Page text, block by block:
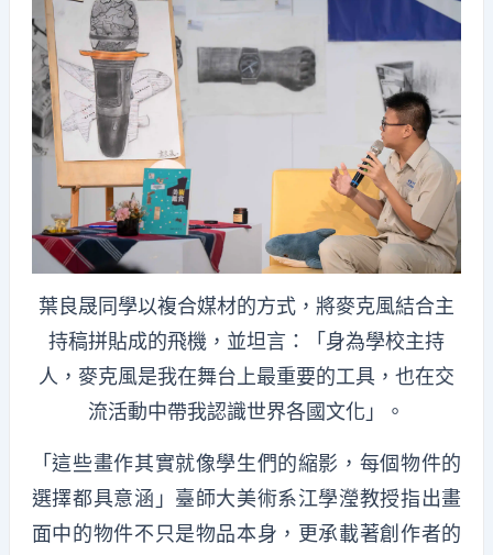
葉良晟同學以複合媒材的方式，將麥克風結合主
持稿拼貼成的飛機，並坦言：「身為學校主持
人，麥克風是我在舞台上最重要的工具，也在交
流活動中帶我認識世界各國文化」。
「這些畫作其實就像學生們的縮影，每個物件的
選擇都具意涵」臺師大美術系江學瀅教授指出畫
面中的物件不只是物品本身，更承載著創作者的